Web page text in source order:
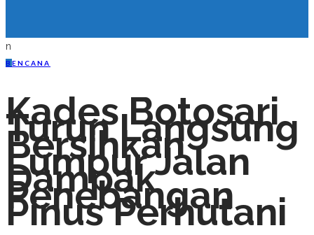
n
B ENCANA
Kades Botosari
Turun Langsung
Bersihkan
Lumpur Jalan
Dampak
Penebangan
Pinus Perhutani